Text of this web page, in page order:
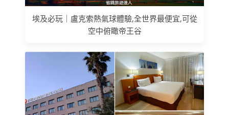
埃及必玩｜盧克索熱氣球體驗,全世界最便宜,可從
空中俯瞰帝王谷